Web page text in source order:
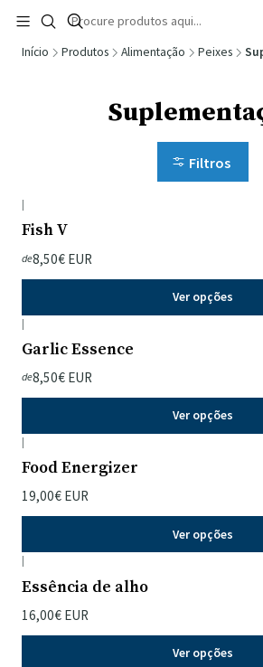
🚚 Portugal Continental: Portes Grátis desde
Ler mais
Início Produtos Alimentação Peixes
Filtros
|
Fish V
de8,50€ EUR
Ver opções
|
Garlic Essence
de8,50€ EUR
Ver opções
|
Food Energizer
19,00€ EUR
Ver opções
|
Essência de alho
16,00€ EUR
Ver opções